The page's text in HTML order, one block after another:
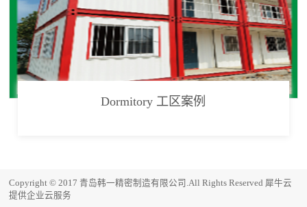
Dormitory 工区案例
Copyright © 2017 青岛韩一精密制造有限公司.All Rights Reserved 犀牛云
提供企业云服务